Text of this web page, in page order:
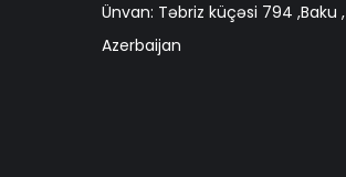
Ünvan: Təbriz küçəsi 794 ,Baku ,
Azerbaijan